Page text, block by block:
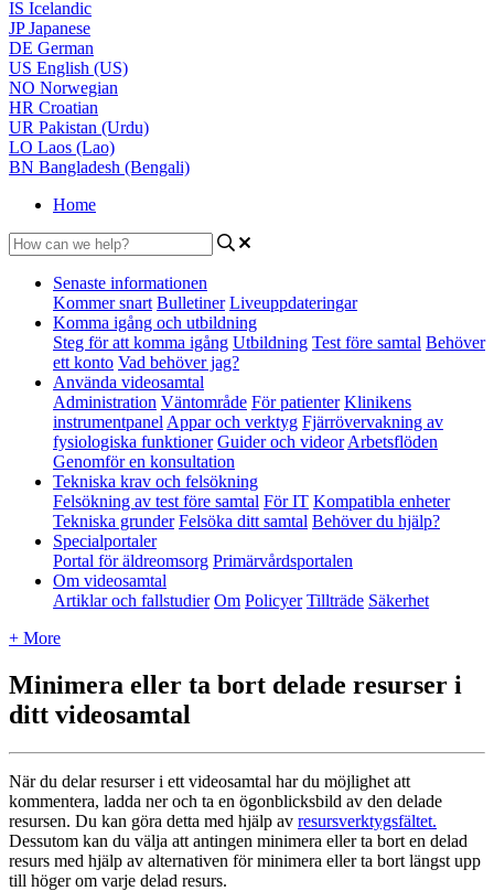
IS Icelandic
JPJapanese
DE German
US English (US)
NO Norwegian
HR Croatian
UR Pakistan (Urdu)
LO Laos (Lao)
BN Bangladesh (Bengali)
Home
Senaste informationen
Kommer snart Bulletiner Liveuppdateringar
Komma igång och utbildning
Steg för att komma igång Utbildning Test före samtal Behöver
ett konto Vad behöver jag?
Använda videosamtal
Administration Väntområde För patienter Klinikens
instrumentpanel Appar och verktyg Fjärrövervakning av
fysiologiska funktioner Guider och videor Arbetsflöden
Genomför en konsultation
Tekniska krav och felsökning
Felsökning av test före samtal För IT Kompatibla enheter
Tekniska grunder Felsöka ditt samtal Behöver du hjälp?
Specialportaler
Portal för äldreomsorg Primärvårdsportalen
Om videosamtal
Artiklar och fallstudier Om Policyer Tillträde Säkerhet
+ More
Minimera eller ta bort delade resurser i
ditt videosamtal
När du delar resurser i ett videosamtal har du möjlighet att
kommentera, ladda ner och ta en ögonblicksbild av den delade
resursen. Du kan göra detta med hjälp av resursverktygsfältet.
Dessutom kan du välja att antingen minimera eller ta bort en delad
resurs med hjälp av alternativen för minimera eller ta bort längst upp
till höger om varje delad resurs.